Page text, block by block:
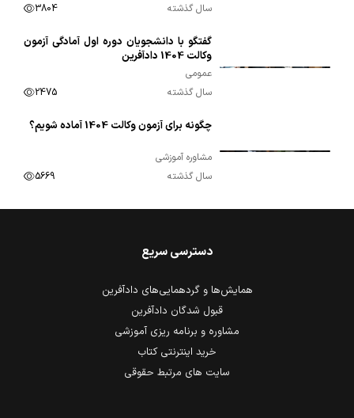
سال گذشته
3804
گفتگو با دانشجویان دوره اول آمادگی آزمون
وکالت 1404 دادآفرین
عمومی
سال گذشته
2475
چگونه برای آزمون وکالت 1404 آماده شویم؟
مشاوره آموزشی
سال گذشته
5669
دسترسی سریع
همایش‌ها و گردهمایی‌های دادآفرین
قبول شدگان دادآفرین
مشاوره و برنامه ریزی آموزشی
خرید اینترنتی کتاب
سایت های مرتبط حقوقی